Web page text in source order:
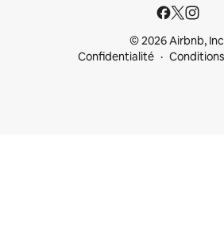
© 2026 Airbnb,
Confidentialité